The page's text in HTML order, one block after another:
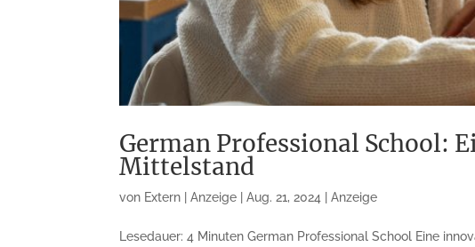
German Professional School:
Mittelstand
von Extern | Anzeige |Aug. 21, 2024 |Anzeige
Lesedauer: 4 Minuten German Professional School Eine